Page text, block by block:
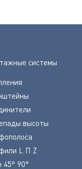
системы
высоты
L П Z
45° 90°